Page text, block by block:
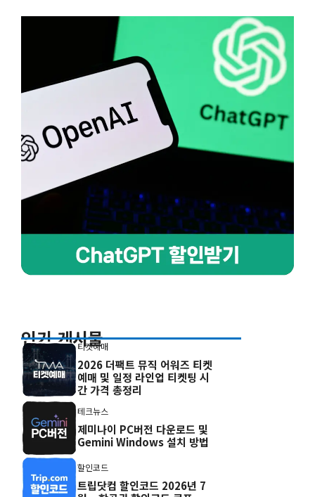
인기 게시물
티켓예매
2026 더팩트 뮤직 어워즈 티켓
예매 및 일정 라인업 티켓팅 시
간 가격 총정리
테크뉴스
제미나이 PC버전 다운로드 및
Gemini Windows 설치 방법
할인코드
트립닷컴 할인코드 2026년 7